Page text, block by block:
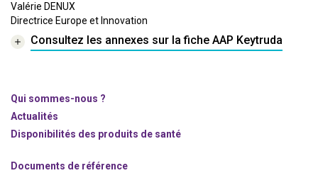
Valérie DENUX
Directrice Europe et Innovation
Consultez les annexes sur la fiche AAP Keytruda
Qui sommes-nous ?
Actualités
Disponibilités des produits de santé
Documents de référence